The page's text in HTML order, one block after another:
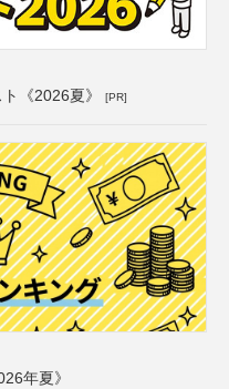
《2026夏》 [PR]
年夏》